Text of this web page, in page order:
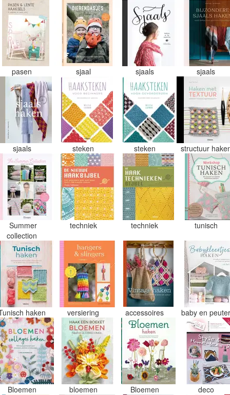
pasen sjaal sjaals sjaals
sjaals steken steken structuur
Summer
collection
techniek techniek tunisch
haken versiering accessoires baby en
Bloemen bloemen Bloemen deco